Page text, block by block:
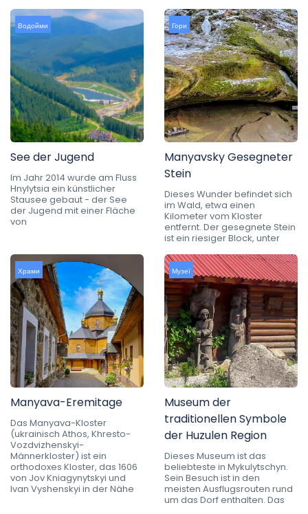
Водойми
See der Jugend
Im Jahr 2014 wurde am Fluss
Hnylytsia ein künstlicher
Stausee gebaut - der See
der Jugend mit einer Fläche
von
Гори
Manyavsky Gesegneter
Stein
Dieses Wunder befindet sich
im Wald, etwa einen
Kilometer vom Kloster
entfernt. Der gesegnete Stein
ist ein riesiger Block, unter
Храми
Manyava-Eremitage
Das Manyava-Kloster
(ukrainisch Athos, Khresto-
Vozdvizhenskyi-
Männerkloster) ist ein
orthodoxes Kloster, das 1606
von Jov Kniagynytskyi und
Ivan Vyshenskyi in der Nähe
Музеї
Museum der
traditionellen Symbole
der Huzulen Region
Dieses Museum ist das
beliebteste in Mykulytschyn.
Sein Besuch ist in den
meisten Ausflugsrouten rund
um das Dorf enthalten. Das